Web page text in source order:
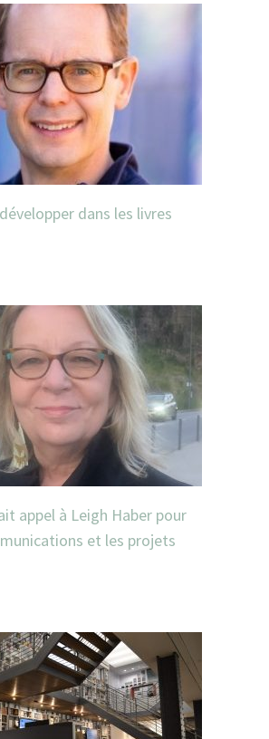
dans les livres
appel à Leigh Haber pour
et les projets